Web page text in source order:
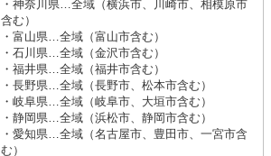
・神奈川県…全域（横浜市、川崎市、相模原市
含む）
・富山県…全域（富山市含む）
・石川県…全域（金沢市含む）
・福井県…全域（福井市含む）
・長野県…全域（長野市、松本市含む）
・岐阜県…全域（岐阜市、大垣市含む）
・静岡県…全域（浜松市、静岡市含む）
・愛知県…全域（名古屋市、豊田市、一宮市含
む）